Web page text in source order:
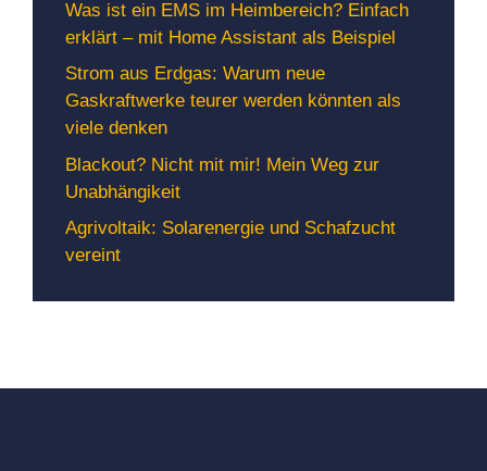
Was ist ein EMS im Heimbereich? Einfach
erklärt – mit Home Assistant als Beispiel
Strom aus Erdgas: Warum neue
Gaskraftwerke teurer werden könnten als
viele denken
Blackout? Nicht mit mir! Mein Weg zur
Unabhängikeit
Agrivoltaik: Solarenergie und Schafzucht
vereint